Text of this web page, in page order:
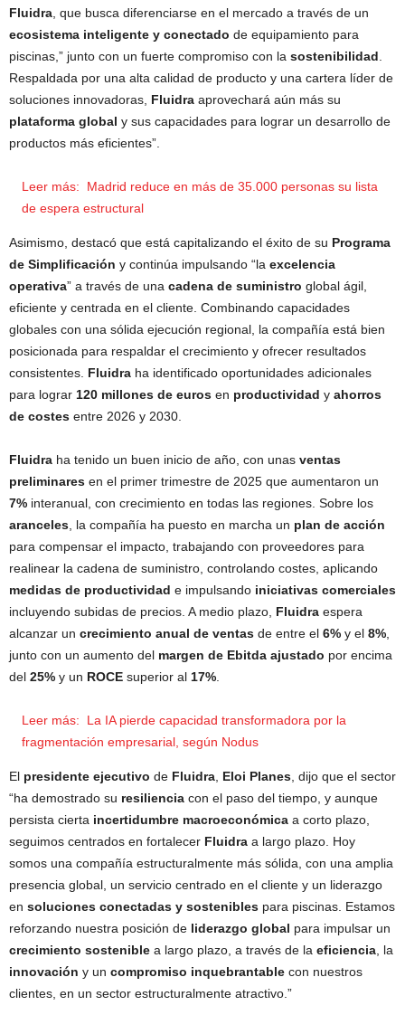
Fluidra, que busca diferenciarse en el mercado a través de un
ecosistema inteligente y conectado de equipamiento para
piscinas,” junto con un fuerte compromiso con la sostenibilidad.
Respaldada por una alta calidad de producto y una cartera líder de
soluciones innovadoras, Fluidra aprovechará aún más su
plataforma global y sus capacidades para lograr un desarrollo de
productos más eficientes”.
Leer más:
Madrid reduce en más de 35.000 personas su lista
de espera estructural
Asimismo, destacó que está capitalizando el éxito de su Programa
de Simplificación y continúa impulsando “la excelencia
operativa” a través de una cadena de suministro global ágil,
eficiente y centrada en el cliente. Combinando capacidades
globales con una sólida ejecución regional, la compañía está bien
posicionada para respaldar el crecimiento y ofrecer resultados
consistentes. Fluidra ha identificado oportunidades adicionales
para lograr 120 millones de euros en productividad y ahorros
de costes entre 2026 y 2030.
Fluidra ha tenido un buen inicio de año, con unas ventas
preliminares en el primer trimestre de 2025 que aumentaron un
7% interanual, con crecimiento en todas las regiones. Sobre los
aranceles, la compañía ha puesto en marcha un plan de acción
para compensar el impacto, trabajando con proveedores para
realinear la cadena de suministro, controlando costes, aplicando
medidas de productividad e impulsando iniciativas comerciales
incluyendo subidas de precios. A medio plazo, Fluidra espera
alcanzar un crecimiento anual de ventas de entre el 6% y el 8%,
junto con un aumento del margen de Ebitda ajustado por encima
del 25% y un ROCE superior al 17%.
Leer más:
La IA pierde capacidad transformadora por la
fragmentación empresarial, según Nodus
El presidente ejecutivo de Fluidra, Eloi Planes, dijo que el sector
“ha demostrado su resiliencia con el paso del tiempo, y aunque
persista cierta incertidumbre macroeconómica a corto plazo,
seguimos centrados en fortalecer Fluidra a largo plazo. Hoy
somos una compañía estructuralmente más sólida, con una amplia
presencia global, un servicio centrado en el cliente y un liderazgo
en soluciones conectadas y sostenibles para piscinas. Estamos
reforzando nuestra posición de liderazgo global para impulsar un
crecimiento sostenible a largo plazo, a través de la eficiencia, la
innovación y un compromiso inquebrantable con nuestros
clientes, en un sector estructuralmente atractivo.”